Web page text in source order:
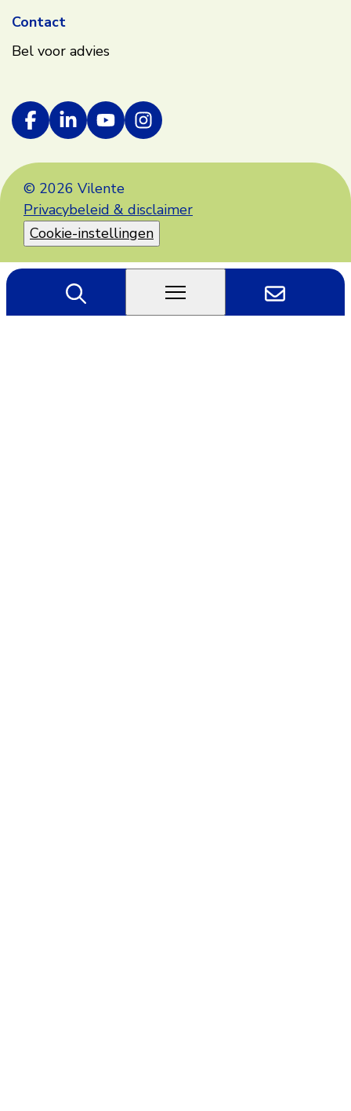
Contact
Bel voor advies
© 2026 Vilente
Privacybeleid & disclaimer
Cookie-instellingen